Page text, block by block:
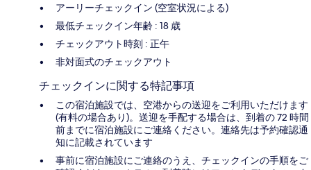
アーリーチェックイン (空室状況による)
最低チェックイン年齢 : 18 歳
チェックアウト時刻 : 正午
非対面式のチェックアウト
チェックインに関する特記事項
この宿泊施設では、空港からの送迎をご利用いただけます
(有料の場合あり)。送迎を手配する場合は、到着の 72 時間
前までに宿泊施設にご連絡ください。連絡先は予約確認通
知に記載されています
事前に宿泊施設にご連絡のうえ、チェックインの手順をご